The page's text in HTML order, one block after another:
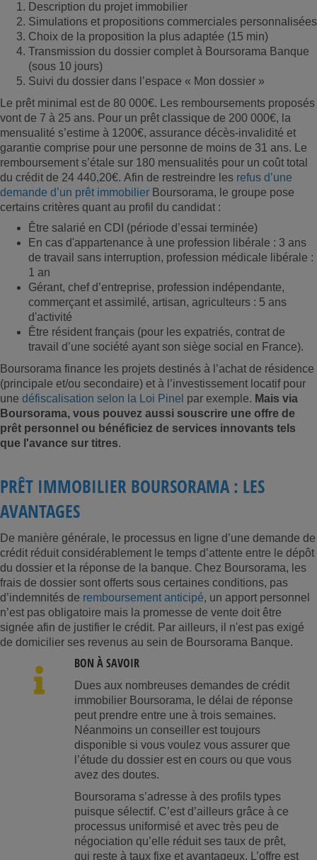
Description du projet immobilier
Simulations et propositions commerciales personnalisées
Choix de la proposition la plus adaptée (15 min)
Transmission du dossier complet à Boursorama Banque
(sous 10 jours)
Suivi du dossier dans l’espace « Mon dossier »
Le prêt minimal est de 80 000€. Les remboursements proposés
vont de 7 à 25 ans. Pour un prêt classique de 200 000€, la
mensualité s’estime à 1200€, assurance décès-invalidité et
garantie comprise pour une personne de moins de 31 ans. Le
remboursement s’étale sur 180 mensualités pour un coût total
du crédit de 24 440,20€. Afin de restreindre les refus d’une
demande d’un prêt immobilier Boursorama, le groupe pose
certains critères quant au profil du candidat :
Être salarié en CDI (période d’essai terminée)
En cas d'appartenance à une profession libérale : 3 ans
de travail sans interruption, profession médicale libérale :
1 an
Gérant, chef d’entreprise, profession indépendante,
commerçant et assimilé, artisan, agriculteurs : 5 ans
d'activité
Être résident français (pour les expatriés, contrat de
travail d’une société ayant son siège social en France).
Boursorama finance les projets destinés à l’achat de résidence
(principale et/ou secondaire) et à l’investissement locatif pour
une défiscalisation selon la Loi Pinel par exemple. Mais via
Boursorama, vous pouvez aussi souscrire une offre de
prêt personnel ou bénéficiez de services innovants tels
que l'avance sur titres.
PRÊT IMMOBILIER BOURSORAMA : LES
AVANTAGES
De manière générale, le processus en ligne d’une demande de
crédit réduit considérablement le temps d’attente entre le dépôt
du dossier et la réponse de la banque. Chez Boursorama, les
frais de dossier sont offerts sous certaines conditions, pas
d’indemnités de remboursement anticipé, un apport personnel
n’est pas obligatoire mais la promesse de vente doit être
signée afin de justifier le crédit. Par ailleurs, il n'est pas exigé
de domicilier ses revenus au sein de Boursorama Banque.
BON À SAVOIR
Dues aux nombreuses demandes de crédit
immobilier Boursorama, le délai de réponse
peut prendre entre une à trois semaines.
Néanmoins un conseiller est toujours
disponible si vous voulez vous assurer que
l’étude du dossier est en cours ou que vous
avez des doutes.
Boursorama s’adresse à des profils types
puisque sélectif. C’est d’ailleurs grâce à ce
processus uniformisé et avec très peu de
négociation qu’elle réduit ses taux de prêt,
qui reste à taux fixe et avantageux. L’offre est